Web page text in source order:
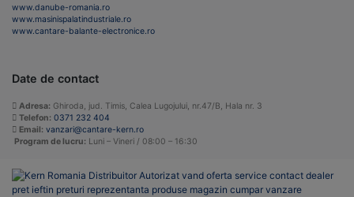
www.danube-romania.ro
www.masinispalatindustriale.ro
www.cantare-balante-electronice.ro
Date de contact
Adresa: Ghiroda, jud. Timis, Calea Lugojului, nr.47/B, Hala nr. 3
Telefon: 0371 232 404
Email: vanzari@cantare-kern.ro
Program de lucru: Luni – Vineri / 08:00 – 16:30